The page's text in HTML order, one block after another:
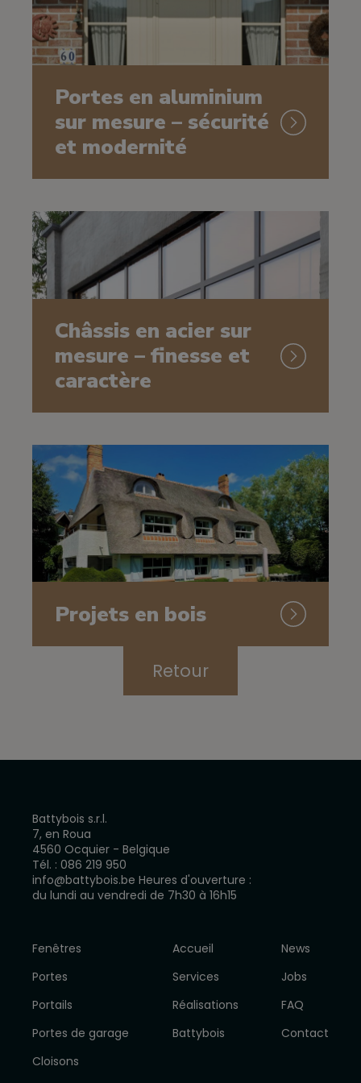
Portes en aluminium
sur mesure – sécurité
et modernité
Châssis en acier sur
mesure – finesse et
caractère
Projets en bois
Retour
Battybois s.r.l.
7, en Roua
4560 Ocquier - Belgique
Tél. : 086 219 950
info@battybois.be Heures d'ouverture :
du lundi au vendredi de 7h30 à 16h15
Fenêtres
Portes
Portails
Portes de garage
Cloisons
Accueil
Services
Réalisations
Battybois
News
Jobs
FAQ
Contact